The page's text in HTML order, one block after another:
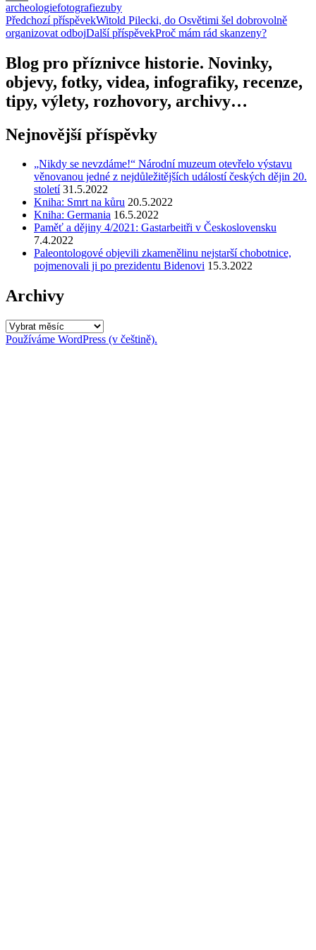
Email
archeologiefotografiezuby
Navigace
pro
příspěvky
Předchozí příspěvekWitold Pilecki, do Osvětimi šel dobrovolně
organizovat odbojDalší příspěvekProč mám rád skanzeny?
Blog pro příznivce historie. Novinky,
objevy, fotky, videa, infografiky, recenze,
tipy, výlety, rozhovory, archivy…
Nejnovější příspěvky
„Nikdy se nevzdáme!“ Národní muzeum otevřelo výstavu
věnovanou jedné z nejdůležitějších událostí českých dějin 20.
století 31.5.2022
Kniha: Smrt na kůru 20.5.2022
Kniha: Germania 16.5.2022
Paměť a dějiny 4/2021: Gastarbeitři v Československu
7.4.2022
Paleontologové objevili zkamenělinu nejstarší chobotnice,
pojmenovali ji po prezidentu Bidenovi 15.3.2022
Archivy
Archivy
Používáme WordPress (v češtině).